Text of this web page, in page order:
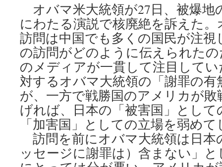
オバマ米大統領が27日、被爆地
にわたる演説で核廃絶を訴えた
訪問は中国でも多くの国民が注
の訪問がどのように伝えられた
のメディアが一貫して注目して
対するオバマ大統領の「謝罪の
が、一方で戦勝国のアメリカが
げれば、日本の「被害国」とし
「加害国」としての立場を弱め
訪問を前にオバマ大統領は日本
ッセージに謝罪は）含まない」